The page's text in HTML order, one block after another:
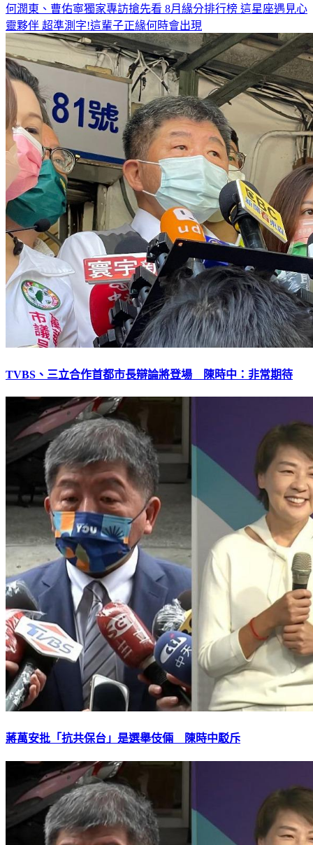
何潤東、曹佑寧獨家專訪搶先看 8月緣分排行榜 這星座遇見心
靈夥伴 超準測字!這輩子正緣何時會出現
TVBS、三立合作首都市長辯論將登場 陳時中：非常期待
蔣萬安批「抗共保台」是選舉伎倆 陳時中駁斥